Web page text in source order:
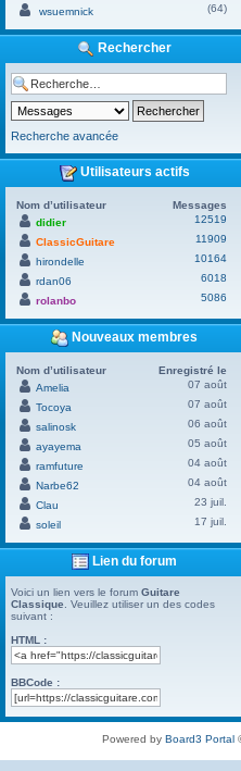
wsuemnick
(64)
Rechercher
Recherche avancée
Utilisateurs actifs
Nom d’utilisateur
Messages
didier
12519
ClassicGuitare
11909
hirondelle
10164
rdan06
6018
rolanbo
5086
Nouveaux membres
Nom d’utilisateur
Enregistré le
Amelia
07 août
Tocoya
07 août
salinosk
06 août
ayayema
05 août
ramfuture
04 août
Narbe62
04 août
Clau
23 juil.
soleil
17 juil.
Lien du forum
Voici un lien vers le forum Guitare
Classique . Veuillez utiliser un des codes
suivant :
HTML :
BBCode :
Powered by Board3 Portal